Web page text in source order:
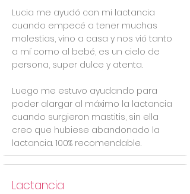
Lucia me ayudó con mi lactancia
cuando empecé a tener muchas
molestias, vino a casa y nos vió tanto
a mí como al bebé, es un cielo de
persona, super dulce y atenta.
Luego me estuvo ayudando para
poder alargar al máximo la lactancia
cuando surgieron mastitis, sin ella
creo que hubiese abandonado la
lactancia. 100% recomendable.
Lactancia